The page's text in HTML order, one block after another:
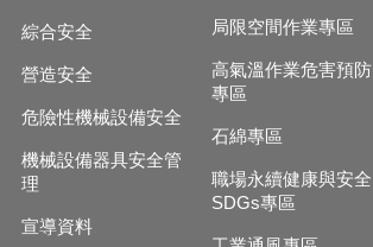
綜合安全
營造安全
危險性機械設備安全
機械設備器具安全管
理
宣導資料
局限空間作業專區
高氣溫作業危害預防
專區
石綿專區
職場永續健康與安全
SDGs專區